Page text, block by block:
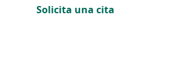
Solicita una cita